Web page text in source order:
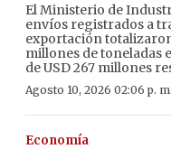
El Ministerio de
envíos registrados a
exportación totalizaron
millones de toneladas
de USD 267 millones
Agosto 10, 2026 02:06 p. m.
Economía